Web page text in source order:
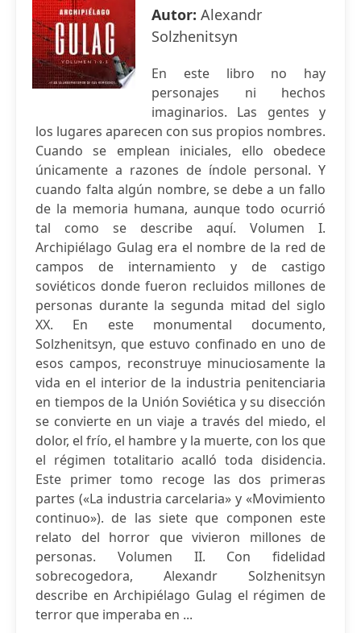
Autor: Alexandr
Solzhenitsyn
En este libro no hay
personajes ni hechos
imaginarios. Las gentes y
los lugares aparecen con sus propios nombres.
Cuando se emplean iniciales, ello obedece
únicamente a razones de índole personal. Y
cuando falta algún nombre, se debe a un fallo
de la memoria humana, aunque todo ocurrió
tal como se describe aquí. Volumen I.
Archipiélago Gulag era el nombre de la red de
campos de internamiento y de castigo
soviéticos donde fueron recluidos millones de
personas durante la segunda mitad del siglo
XX. En este monumental documento,
Solzhenitsyn, que estuvo confinado en uno de
esos campos, reconstruye minuciosamente la
vida en el interior de la industria penitenciaria
en tiempos de la Unión Soviética y su disección
se convierte en un viaje a través del miedo, el
dolor, el frío, el hambre y la muerte, con los que
el régimen totalitario acalló toda disidencia.
Este primer tomo recoge las dos primeras
partes («La industria carcelaria» y «Movimiento
continuo»). de las siete que componen este
relato del horror que vivieron millones de
personas. Volumen II. Con fidelidad
sobrecogedora, Alexandr Solzhenitsyn
describe en Archipiélago Gulag el régimen de
terror que imperaba en ...